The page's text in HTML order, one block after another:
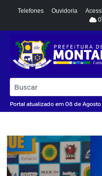
Telefones Ouvidoria
0
Portal atualizado em 08 de